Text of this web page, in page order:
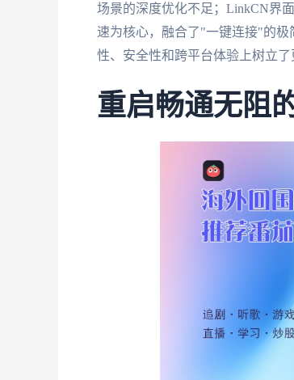
场景的深度优化不足；LinkCN界
速为核心，融合了"一键连接"的
性、安全性和跨平台体验上树立
重启畅通无阻